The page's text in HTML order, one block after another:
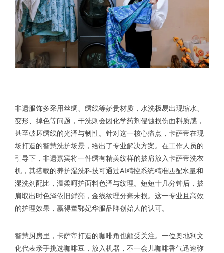
非遗服饰多采用丝绸、绣线等娇贵材质，水洗极易出现缩水、
变形、掉色等问题，干洗则会因化学药剂侵蚀损伤面料质感，
甚至破坏绣线的光泽与韧性。针对这一核心痛点，卡萨帝在现
场打造的智慧洗护场景，给出了专业解决方案。在工作人员的
引导下，非遗嘉宾将一件绣有精美纹样的披肩放入卡萨帝洗衣
机，其搭载的养护湿洗科技可通过AI精控系统精准匹配水量和
湿洗剂配比，温柔呵护面料色泽与纹理。短短十几分钟后，披
肩取出时色泽依旧鲜亮，金线纹理分毫未损。这一专业且高效
的护理效果，赢得董鄂妃华服品牌创始人的认可。
智慧厨房里，卡萨帝打造的咖啡角也颇受关注。一位奥地利文
化代表亲手挑选咖啡豆，放入机器，不一会儿咖啡香气迅速弥